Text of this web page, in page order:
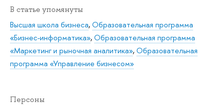
В статье упомянуты
Высшая школа бизнеса,Образовательная программа
«Бизнес-информатика»,Образовательная программа
«Маркетинг и рыночная аналитика»,Образовательная
программа «Управление бизнесом»
Персоны